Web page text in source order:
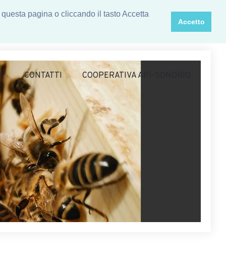
pagina o cliccando il tasto Accetta
Accetto
CONTATTI COOPERATIVA API-SONDRIO